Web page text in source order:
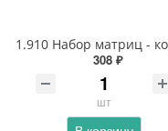
308 ₽
шт